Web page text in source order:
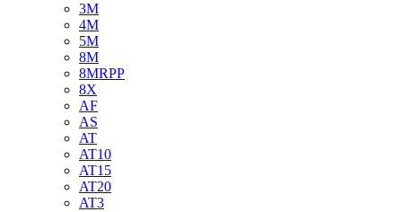
3M
4M
5M
8M
8MRPP
8X
AF
AS
AT
AT10
AT15
AT20
AT3